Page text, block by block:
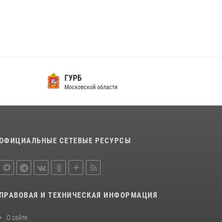
сильнейших сотрудников спецподразделений
в преодолении полосы препятствий со
14 июля 2026, 15:13 3
ГУРБ
Московской области
СЕТЕВЫЕ РЕСУРСЫ
ПРАВОВАЯ И ТЕХНИЧЕСКАЯ ИНФОРМАЦИЯ
О сайте